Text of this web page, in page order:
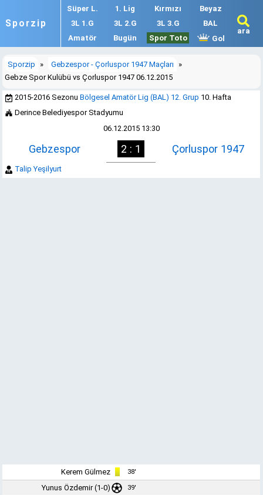
Sporzip
Süper L. 1. Lig Kırmızı
Beyaz
3L 1.G
3L 2.G 3L 3.G
BAL
Amatör
Bugün Spor Toto Gol
ara
Sporzip » Gebzespor - Çorluspor 1947 Maçları
»
Gebze Spor Kulübü vs Çorluspor 1947 06.12.2015
2015-2016 SezonuBölgesel Amatör Lig (BAL) 12. Grup 10. Hafta
Derince Belediyespor Stadyumu
06.12.2015 13:30
Gebzespor 2 : 1 Çorluspor 1947
Talip Yeşilyurt
Kerem Gülmez 38'
Yunus Özdemir(1-0) 39'